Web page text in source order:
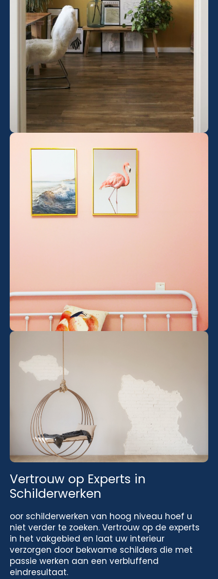
Vertrouw op Experts in
Schilderwerken
oor schilderwerken van hoog niveau hoef u
niet verder te zoeken. Vertrouw op de experts
in het vakgebied en laat uw interieur
verzorgen door bekwame schilders die met
passie werken aan een verbluffend
eindresultaat.